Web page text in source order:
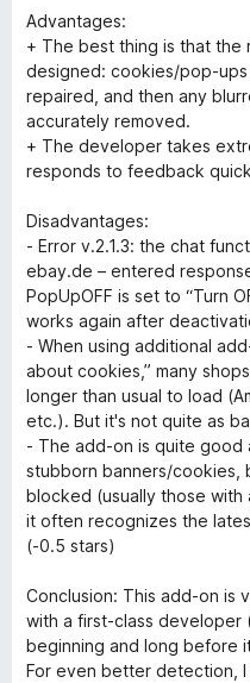
o
d
2
o
u
t
o
f
Advantages:
+ The best thing is that the
designed: cookies/pop-
repaired, and then any
accurately removed.
+ The developer takes
responds to feedback
Disadvantages:
- Error v.2.1.3: the chat
ebay.de – entered
PopUpOFF is set to “Turn
works again after
- When using additional
about cookies,” many
longer than usual to load
etc.). But it's not quite as
- The add-on is quite good
stubborn banners/cookies,
blocked (usually those with
it often recognizes the
(-0.5 stars)
Conclusion: This add-on is
with a first-class developer
beginning and long before
For even better detection,